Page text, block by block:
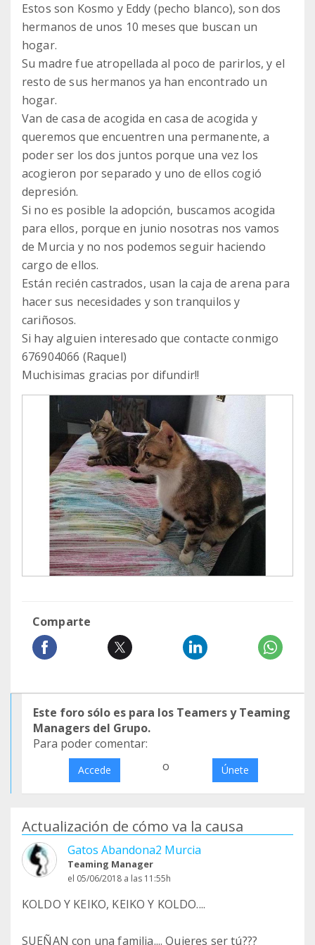
Estos son Kosmo y Eddy (pecho blanco), son dos
hermanos de unos 10 meses que buscan un
hogar.
Su madre fue atropellada al poco de parirlos, y el
resto de sus hermanos ya han encontrado un
hogar.
Van de casa de acogida en casa de acogida y
queremos que encuentren una permanente, a
poder ser los dos juntos porque una vez los
acogieron por separado y uno de ellos cogió
depresión.
Si no es posible la adopción, buscamos acogida
para ellos, porque en junio nosotras nos vamos
de Murcia y no nos podemos seguir haciendo
cargo de ellos.
Están recién castrados, usan la caja de arena para
hacer sus necesidades y son tranquilos y
cariñosos.
Si hay alguien interesado que contacte conmigo
676904066 (Raquel)
Muchisimas gracias por difundir!!
Comparte
Este foro sólo es para los Teamers y Teaming
Managers del Grupo.
Para poder comentar:
Accede o Únete
Actualización de cómo va la causa
Gatos Abandona2 Murcia
Teaming Manager
el 05/06/2018 a las 11:55h
KOLDO Y KEIKO, KEIKO Y KOLDO....
SUEÑAN con una familia.... Quieres ser tú???